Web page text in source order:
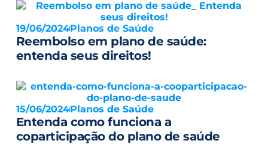
19/06/2024Planos de Saúde
Reembolso em plano de saúde:
entenda seus direitos!
15/06/2024Planos de Saúde
Entenda como funciona a
coparticipação do plano de saúde